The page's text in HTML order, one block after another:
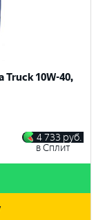
10W-40,
4 733 руб.
в Сплит